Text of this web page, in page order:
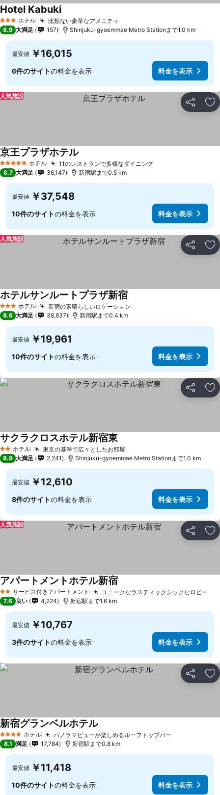
3 ホテルのランク
ホテル 比類ない豪華なアメニティ
Hotel Kabuki
8.9 大満足 157 Shinjuku-gyoemmae Metro Stationまで1.0 km
最安値 ￥16,015
6件のサイトの料金を表示 料金を表示
シェア お
人気施設
5 ホテルのランク
ホテル 11のレストランで多様なダイニング
京王プラザホテル
8.7 大満足 36,147 新宿駅まで0.5 km
最安値 ￥37,548
10件のサイトの料金を表示 料金を表示
シェア お
人気施設
3 ホテルのランク
ホテル 新宿の素晴らしいロケーション
ホテルサンルートプラザ新宿
8.6 大満足 38,837 新宿駅まで0.4 km
最安値 ￥19,961
10件のサイトの料金を表示 料金を表示
シェア お
2 ホテルのランク
ホテル 東京の基準で広々としたお部屋
サクラクロスホテル新宿東
8.9 大満足 2,241 Shinjuku-gyoemmae Metro Stationまで1.0 km
最安値 ￥12,610
8件のサイトの料金を表示 料金を表示
シェア お
人気施設
2 ホテルのランク
サービス付きアパートメント ユニークなラスティックシックなロビー
アパートメントホテル新宿
7.6 良い 4,224 新宿駅まで1.6 km
最安値 ￥10,767
3件のサイトの料金を表示 料金を表示
シェア お
4 ホテルのランク
ホテル パノラマビューが楽しめるルーフトップバー
新宿グランベルホテル
8.1 満足 17,784 新宿駅まで0.8 km
最安値 ￥11,418
10件のサイトの料金を表示 料金を表示